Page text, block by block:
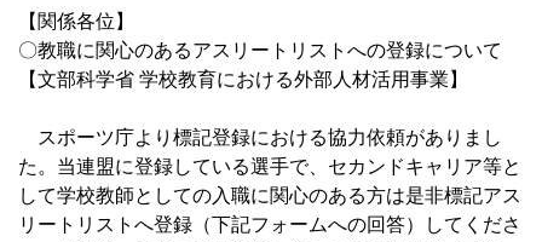
【関係各位】
〇教職に関心のあるアスリートリストへの登録について
【文部科学省 学校教育における外部人材活用事業】
スポーツ庁より標記登録における協力依頼がありまし
た。当連盟に登録している選手で、セカンドキャリア等と
して学校教師としての入職に関心のある方は是非標記アス
リートリストへ登録（下記フォームへの回答）してくださ